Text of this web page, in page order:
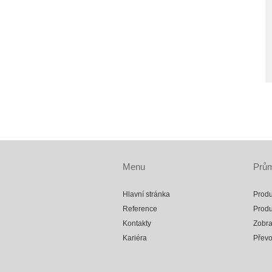
Menu
Hlavní stránka
Reference
Kontakty
Kariéra